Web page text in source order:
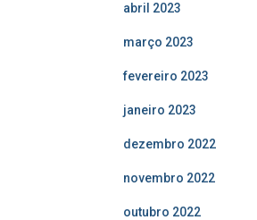
abril 2023
março 2023
fevereiro 2023
janeiro 2023
dezembro 2022
novembro 2022
outubro 2022